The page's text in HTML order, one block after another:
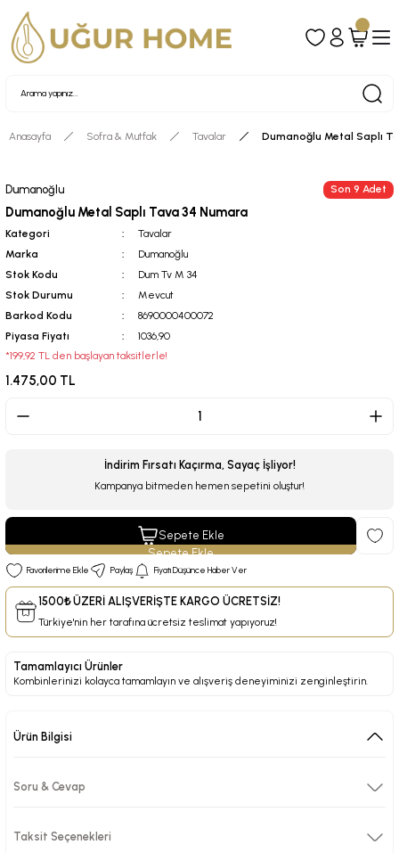
Anasayfa Sofra & Mutfak Tavalar Dumanoğlu Metal Saplı
Dumanoğlu Son 9 Adet
Dumanoğlu Metal Saplı Tava 34 Numara
Kategori
Tavalar
Marka
Dumanoğlu
Stok Kodu
Dum Tv M 34
Stok Durumu
Mevcut
Barkod Kodu
8690000400072
Piyasa Fiyatı
1036,90
*199,92 TL den başlayan taksitlerle!
1.475,00 TL
İndirim Fırsatı Kaçırma, Sayaç İşliyor!
Kampanya bitmeden hemen sepetini oluştur!
Sepete Ekle
Paylaş Fiyatı Düşünce Haber Ver
1500₺ ÜZERİ ALIŞVERİŞTE KARGO ÜCRETSİZ!
Türkiye'nin her tarafına ücretsiz teslimat yapıyoruz!
Tamamlayıcı Ürünler
Kahramanlar
Kombinlerinizi kolayca tamamlayın ve alışveriş deneyiminizi zenginleştirin.
Ürün Bilgisi
Soru & Cevap
Taksit Seçenekleri